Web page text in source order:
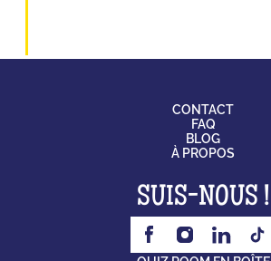
CONTACT
FAQ
BLOG
À PROPOS
SUIS-NOUS !